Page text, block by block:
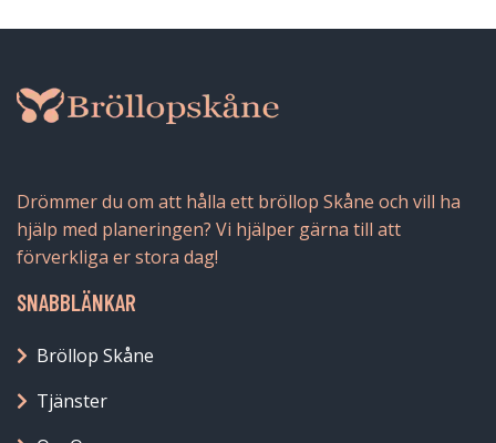
Drömmer du om att hålla ett bröllop Skåne och vill ha
hjälp med planeringen? Vi hjälper gärna till att
förverkliga er stora dag!
SNABBLÄNKAR
Bröllop Skåne
Tjänster